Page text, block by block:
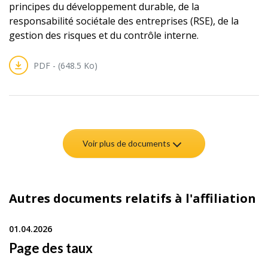
principes du développement durable, de la
responsabilité sociétale des entreprises (RSE), de la
gestion des risques et du contrôle interne.
PDF - (648.5 Ko)
Voir plus de documents
Autres documents relatifs à l'affiliation
01.04.2026
Page des taux